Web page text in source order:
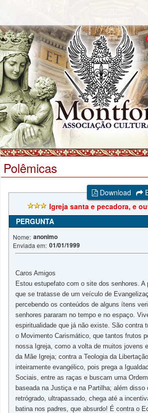
Polêmicas
Download
Igreja santa e pecadora, e
PERGUNTA
Nome: anonimo
Enviada em: 01/01/1999
Caros Amigos
Estou estupefato com o site dos senhores. A
que se tratasse de um veículo de
percebendo os conteúdos de alguns ítens
senhores pararam no tempo e no espaço.
espiritualidade que já não existe. São contra
o Movimento Carismático, que tantos frutos
nossa Igreja, como a volta de muitos jovens
da Mãe Igreja; contra a Teologia da
inteiramente evangélico, pois prega a
Sociais, entre as raças e buscam uma
baseada na Justiça e na Partilha; além disso
retrógrado, ultrapassado, chega até a
batina nos padres, que absurdo! É contra o